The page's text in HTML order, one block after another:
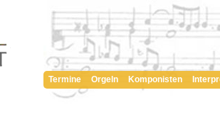
Termine Orgeln Komponisten